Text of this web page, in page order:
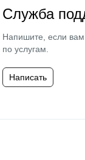
Служба
Напишите, если
по услугам.
Написать